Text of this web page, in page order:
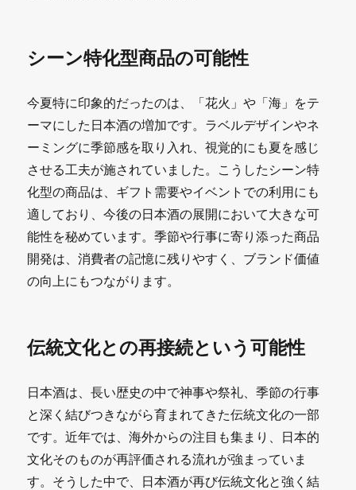
シーン特化型商品の可能性
今夏特に印象的だったのは、「花火」や「海」をテ
ーマにした日本酒の増加です。ラベルデザインやネ
ーミングに季節感を取り入れ、視覚的にも夏を感じ
させる工夫が施されていました。こうしたシーン特
化型の商品は、ギフト需要やイベントでの利用にも
適しており、今後の日本酒の展開において大きな可
能性を秘めています。季節や行事に寄り添った商品
開発は、消費者の記憶に残りやすく、ブランド価値
の向上にもつながります。
伝統文化との再接続という可能性
日本酒は、長い歴史の中で神事や祭礼、季節の行事
と深く結びつきながら育まれてきた伝統文化の一部
です。近年では、海外からの注目も集まり、日本的
文化そのものが再評価される流れが強まっていま
す。そうした中で、日本酒が再び伝統文化と強く結